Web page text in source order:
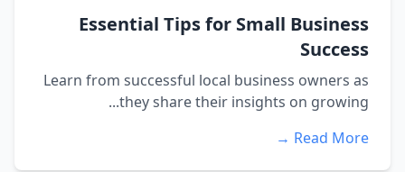
Essential Tips for Small Business
Success
Learn from successful local business owners as
they share their insights on growing...
Read More →